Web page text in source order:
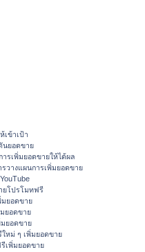
เข้าเป้า
นยอดขาย
รเพิ่มยอดขายให้ได้ผล
วางแผนการเพิ่มยอดขาย
ยโปรโมทฟรี
มยอดขาย
ยอดขาย
ยอดขาย
หม่ ๆ เพิ่มยอดขาย
เพิ่มยอดขาย